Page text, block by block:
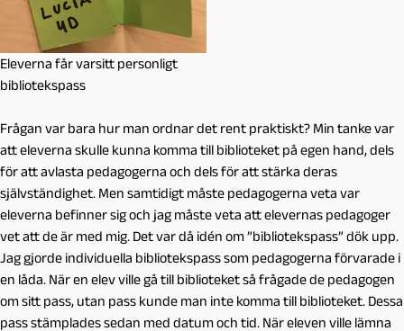
Eleverna får varsitt personligt
bibliotekspass
Frågan var bara hur man ordnar det rent praktiskt? Min tanke var
att eleverna skulle kunna komma till biblioteket på egen hand, dels
för att avlasta pedagogerna och dels för att stärka deras
självständighet. Men samtidigt måste pedagogerna veta var
eleverna befinner sig och jag måste veta att elevernas pedagoger
vet att de är med mig. Det var då idén om ”bibliotekspass” dök upp.
Jag gjorde individuella bibliotekspass som pedagogerna förvarade i
en låda. När en elev ville gå till biblioteket så frågade de pedagogen
om sitt pass, utan pass kunde man inte komma till biblioteket. Dessa
pass stämplades sedan med datum och tid. När eleven ville lämna